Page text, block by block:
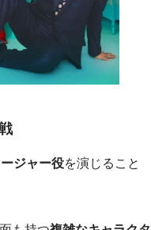
ジャー役を演じること